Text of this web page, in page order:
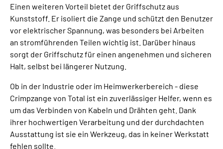
Einen weiteren Vorteil bietet der Griffschutz aus
Kunststoff. Er isoliert die Zange und schützt den Benutzer
vor elektrischer Spannung, was besonders bei Arbeiten
an stromführenden Teilen wichtig ist. Darüber hinaus
sorgt der Griffschutz für einen angenehmen und sicheren
Halt, selbst bei längerer Nutzung.
Ob in der Industrie oder im Heimwerkerbereich - diese
Crimpzange von Total ist ein zuverlässiger Helfer, wenn es
um das Verbinden von Kabeln und Drähten geht. Dank
ihrer hochwertigen Verarbeitung und der durchdachten
Ausstattung ist sie ein Werkzeug, das in keiner Werkstatt
fehlen sollte.